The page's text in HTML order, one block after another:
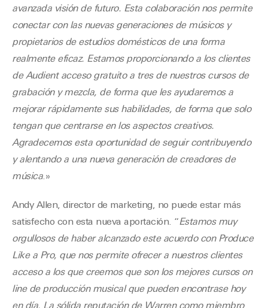
avanzada visión de futuro. Esta colaboración nos permite
conectar con las nuevas generaciones de músicos y
propietarios de estudios domésticos de una forma
realmente eficaz. Estamos proporcionando a los clientes
de Audient acceso gratuito a tres de nuestros cursos de
grabación y mezcla, de forma que les ayudaremos a
mejorar rápidamente sus habilidades, de forma que solo
tengan que centrarse en los aspectos creativos.
Agradecemos esta oportunidad de seguir contribuyendo
y alentando a una nueva generación de creadores de
música.»
Andy Allen, director de marketing, no puede estar más
satisfecho con esta nueva aportación. “Estamos muy
orgullosos de haber alcanzado este acuerdo con Produce
Like a Pro, que nos permite ofrecer a nuestros clientes
acceso a los que creemos que son los mejores cursos on
line de producción musical que pueden encontrase hoy